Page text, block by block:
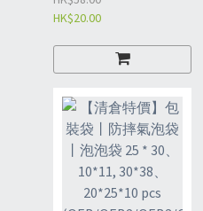
石頭透明水族膠水 - 5
HK$20.00